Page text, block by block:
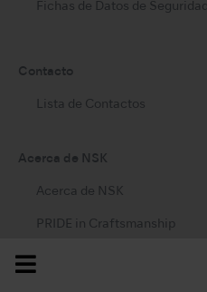
Fichas de Datos de Seguridad
Contacto
Lista de Contactos
Acerca de NSK
Acerca de NSK
PRIDE in Craftsmanship